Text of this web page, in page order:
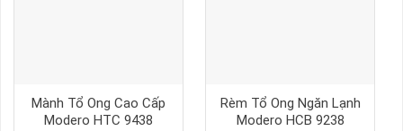
Mành Tổ Ong Cao Cấp
Modero HTC 9438
Rèm Tổ Ong Ngăn Lạnh
Modero HCB 9238